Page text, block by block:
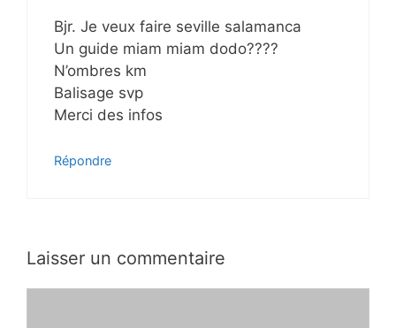
Bjr. Je veux faire seville salamanca
Un guide miam miam dodo????
N’ombres km
Balisage svp
Merci des infos
Répondre
Laisser un commentaire